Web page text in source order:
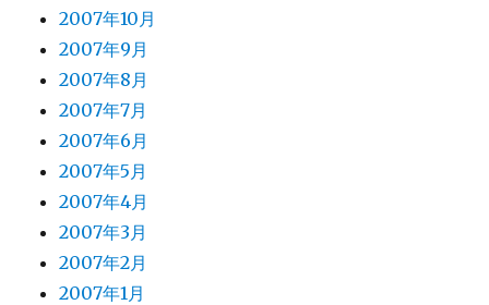
2007年10月
2007年9月
2007年8月
2007年7月
2007年6月
2007年5月
2007年4月
2007年3月
2007年2月
2007年1月